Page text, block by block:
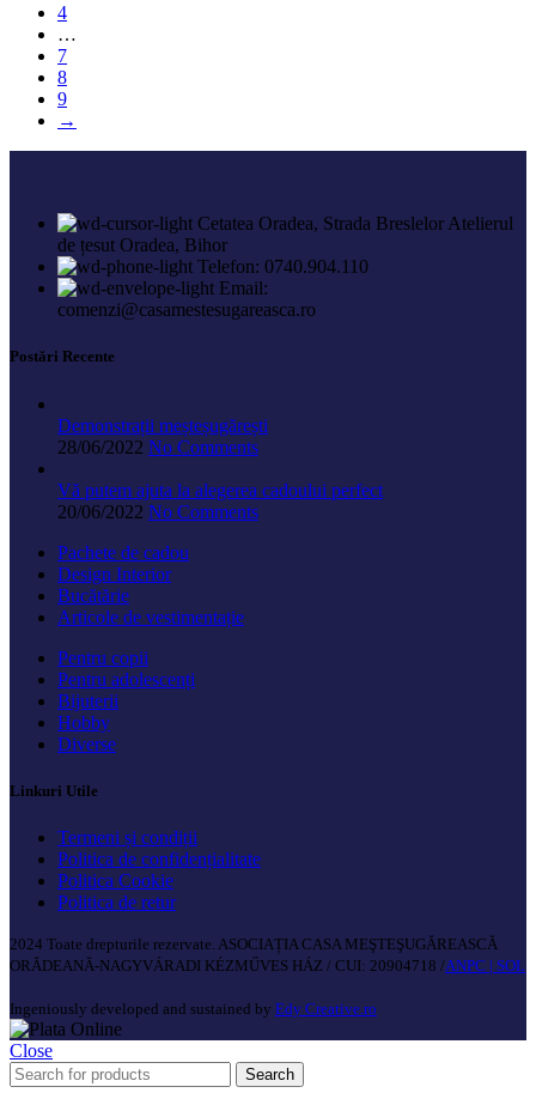
4
…
7
8
9
→
Cetatea Oradea, Strada Breslelor Atelierul
de țesut Oradea, Bihor
Telefon: 0740.904.110
Email:
comenzi@casamestesugareasca.ro
Postări Recente
Demonstrații meșteșugărești
28/06/2022 No Comments
Vă putem ajuta la alegerea cadoului perfect
20/06/2022 No Comments
Pachete de cadou
Design Interior
Bucătărie
Articole de vestimentație
Pentru copii
Pentru adolescenți
Bijuterii
Hobby
Diverse
Linkuri Utile
Termeni și condiții
Politica de confidențialitate
Politica Cookie
Politica de retur
2024 Toate drepturile rezervate. ASOCIAȚIA CASA MEŞTEŞUGĂREASCĂ
ORĂDEANĂ-NAGYVÁRADI KÉZMŰVES HÁZ / CUI: 20904718 /ANPC | SOL
Ingeniously developed and sustained by Edy Creative.ro
Close
Search